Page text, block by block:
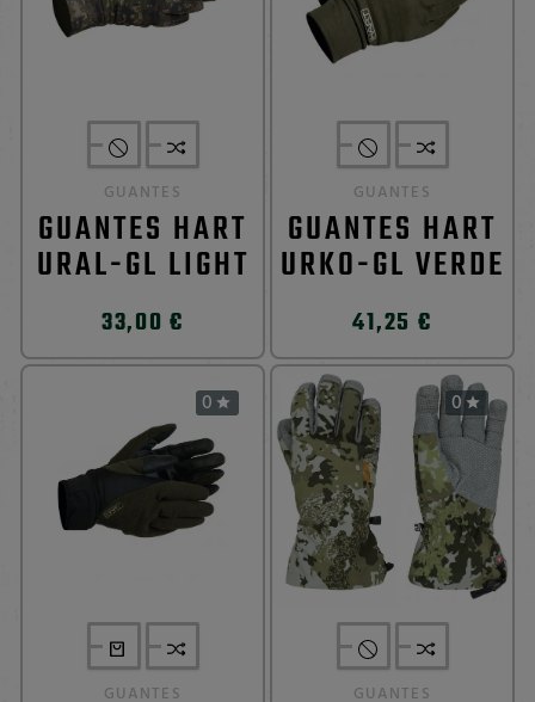
GUANTES
GUANTES HART
URAL-GL LIGHT
33,00 €
GUANTES
GUANTES HART
URKO-GL VERDE
41,25 €
0 
GUANTES
0 
GUANTES